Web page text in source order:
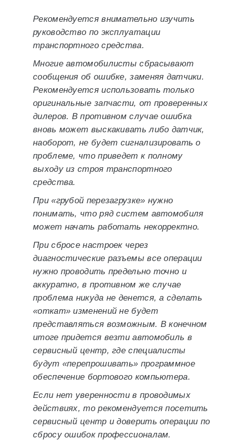
Рекомендуется внимательно изучить
руководство по эксплуатации
транспортного средства.
Многие автомобилисты сбрасывают
сообщения об ошибке, заменяя датчики.
Рекомендуется использовать только
оригинальные запчасти, от проверенных
дилеров. В противном случае ошибка
вновь может выскакивать либо датчик,
наоборот, не будет сигнализировать о
проблеме, что приведет к полному
выходу из строя транспортного
средства.
При «грубой перезагрузке» нужно
понимать, что ряд систем автомобиля
может начать работать некорректно.
При сбросе настроек через
диагностические разъемы все операции
нужно проводить предельно точно и
аккуратно, в противном же случае
проблема никуда не денется, а сделать
«откат» изменений не будет
представляться возможным. В конечном
итоге придется везти автомобиль в
сервисный центр, где специалисты
будут «перепрошивать» программное
обеспечение бортового компьютера.
Если нет уверенности в проводимых
действиях, то рекомендуется посетить
сервисный центр и доверить операции по
сбросу ошибок профессионалам.